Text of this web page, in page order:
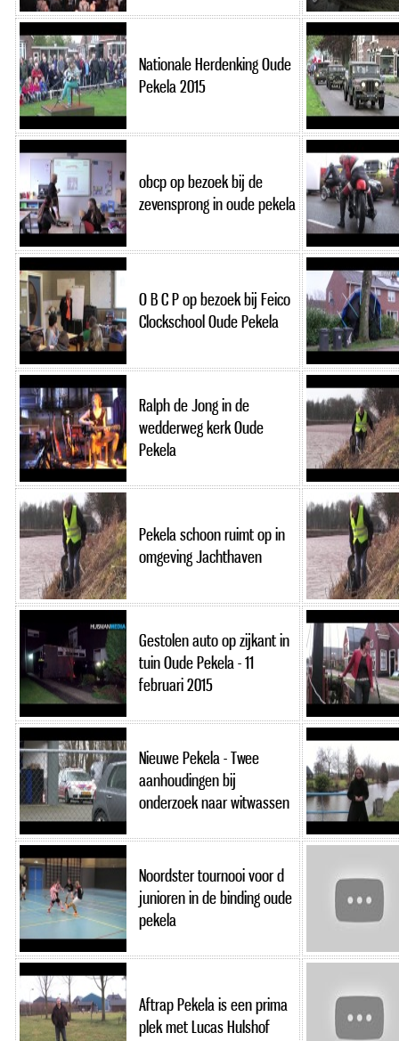
Nationale Herdenking Oude
Pekela 2015
obcp op bezoek bij de
zevensprong in oude pekela
O B C P op bezoek bij Feico
Clockschool Oude Pekela
Ralph de Jong in de
wedderweg kerk Oude
Pekela
Pekela schoon ruimt op in
omgeving Jachthaven
Gestolen auto op zijkant in
tuin Oude Pekela - 11
februari 2015
Nieuwe Pekela - Twee
aanhoudingen bij
onderzoek naar witwassen
Noordster tournooi voor d
junioren in de binding oude
pekela
Aftrap Pekela is een prima
plek met Lucas Hulshof